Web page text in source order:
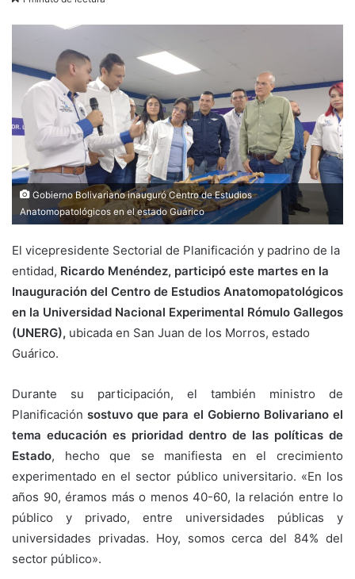
Gobierno Bolivariano inauguró Centro de Estudios
Anatomopatológicos en el estado Guárico
El vicepresidente Sectorial de Planificación y padrino de la
entidad, Ricardo Menéndez, participó este martes en la
Inauguración del Centro de Estudios Anatomopatológicos
en la Universidad Nacional Experimental Rómulo Gallegos
(UNERG), ubicada en San Juan de los Morros, estado
Guárico.
Durante su participación, el también ministro de
Planificaciónsostuvo que para el Gobierno Bolivariano el
tema educación es prioridad dentro de las políticas de
Estado, hecho que se manifiesta en el crecimiento
experimentado en el sector público universitario. «En los
años 90, éramos más o menos 40-60, la relación entre lo
público y privado, entre universidades públicas y
universidades privadas. Hoy, somos cerca del 84% del
sector público».